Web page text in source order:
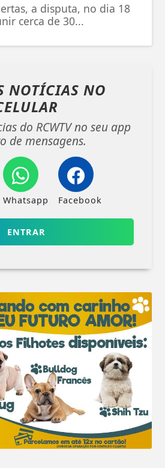
a disputa, no dia 18
cerca de 30...
NOTÍCIAS NO
do RCWTV no seu app
de mensagens.
Whatsapp Facebook
ENTRAR